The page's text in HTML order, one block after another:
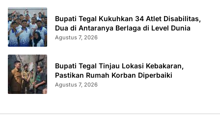
Bupati Tegal Kukuhkan 34 Atlet Disabilitas,
Dua di Antaranya Berlaga di Level Dunia
Agustus 7, 2026
Bupati Tegal Tinjau Lokasi Kebakaran,
Pastikan Rumah Korban Diperbaiki
Agustus 7, 2026